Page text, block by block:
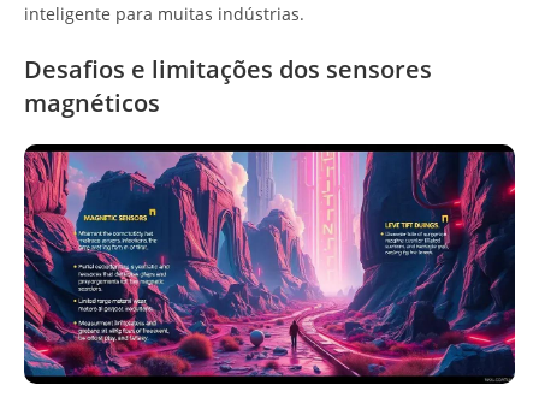
inteligente para muitas indústrias.
Desafios e limitações dos sensores
magnéticos